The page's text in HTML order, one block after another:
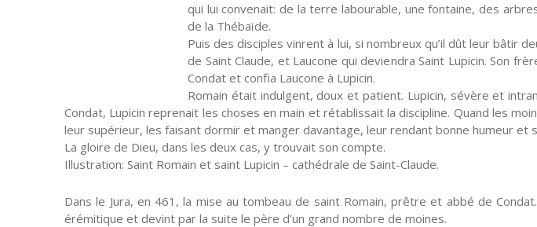
qui lui convenait: de la terre labourable, une fontaine, des
de la Thébaïde.
Puis des disciples vinrent à lui, si nombreux qu’il dût leur bâtir
de Saint Claude, et Laucone qui deviendra Saint Lupicin. Son
Condat et confia Laucone à Lupicin.
Romain était indulgent, doux et patient. Lupicin, sévère et
Condat, Lupicin reprenait les choses en main et rétablissait la discipline. Quand les
leur supérieur, les faisant dormir et manger davantage, leur rendant bonne humeur et
La gloire de Dieu, dans les deux cas, y trouvait son compte.
Illustration: Saint Romain et saint Lupicin – cathédrale de Saint-Claude.
Dans le Jura, en 461, la mise au tombeau de saint Romain, prêtre et abbé de
érémitique et devint par la suite le père d’un grand nombre de moines.